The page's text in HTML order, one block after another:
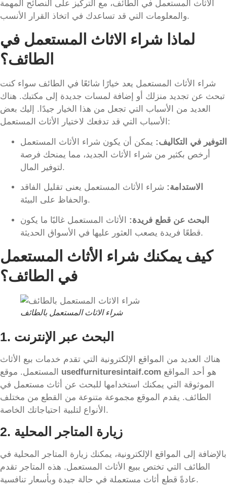
الأثاث المستعمل في الطائف، مع التركيز على النصائح المهمة
والمعلومات التي قد تساعدك في اتخاذ القرار الأنسب.
لماذا شراء الاثاث المستعمل في
الطائف؟
شراء الأثاث المستعمل يعد خيارًا شائعًا في الطائف سواء كنت
تبحث عن تجديد منزلك أو إضافة لمسات جديدة إلى مكتبك. هناك
العديد من الأسباب التي تجعل من هذا الخيار جيدًا. إليك بعض
الأسباب التي قد تدفعك لاختيار الأثاث المستعمل:
التوفير في التكاليف: يمكن أن يكون شراء الأثاث المستعمل
أرخص بكثير من شراء الأثاث الجديد، مما يمنحك فرصة
لتوفير المال.
الاستدامة: شراء الأثاث المستعمل يعنى تقليل الفاقد
والحفاظ على البيئة.
البحث عن قطع فريدة: الأثاث المستعمل غالبًا ما يكون
قطعًا فريدة يصعب العثور عليها في الأسواق الحديثة.
كيف يمكنك شراء الأثاث المستعمل
في الطائف؟
شراء الاثاث المستعمل بالطائف
1. البحث عبر الإنترنت
هناك العديد من المواقع الإلكترونية التي تقدم خدمات بيع الأثاث
usedfurnituresintaif.com
الموثوقة التي يمكنك استخدامها للبحث عن أثاث مستعمل في
الطائف. يقدم الموقع مجموعة متنوعة من القطع من مختلف
الأنواع لتلبية احتياجاتك الخاصة.
2. زيارة المتاجر المحلية
بالإضافة إلى المواقع الإلكترونية، يمكنك زيارة المتاجر المحلية في
الطائف التي تختص ببيع الأثاث المستعمل. هذه المتاجر تقدم
عادةً قطع أثاث مستعملة في حالة جيدة وبأسعار تنافسية.